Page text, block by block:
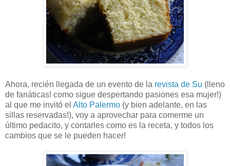
Ahora, recién llegada de un evento de la revista de Su (lleno
de fanáticas! como sigue despertando pasiones esa mujer!)
al que me invitó el Alto Palermo (y bien adelante, en las
sillas reservadas!), voy a aprovechar para comerme un
último pedacito, y contarles como es la receta, y todos los
cambios que se le pueden hacer!